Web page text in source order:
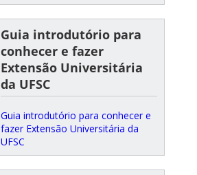
Guia introdutório para
conhecer e fazer
Extensão Universitária
da UFSC
Guia introdutório para conhecer e
fazer Extensão Universitária da
UFSC